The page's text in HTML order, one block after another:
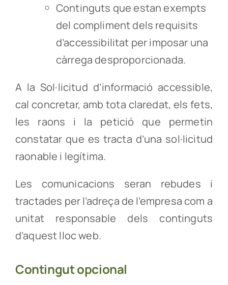
Continguts que estan exempts
del compliment dels requisits
d’accessibilitat per imposar una
càrrega desproporcionada.
A la Sol·licitud d’informació accessible,
cal concretar, amb tota claredat, els fets,
les raons i la petició que permetin
constatar que es tracta d’una sol·licitud
raonable i legítima.
Les comunicacions seran rebudes i
tractades per l’adreça de l’empresa com a
unitat responsable dels continguts
d’aquest lloc web.
Contingut opcional